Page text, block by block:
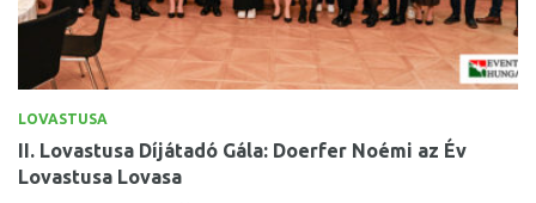
LOVASTUSA
II. Lovastusa Díjátadó Gála: Doerfer Noémi az Év
Lovastusa Lovasa